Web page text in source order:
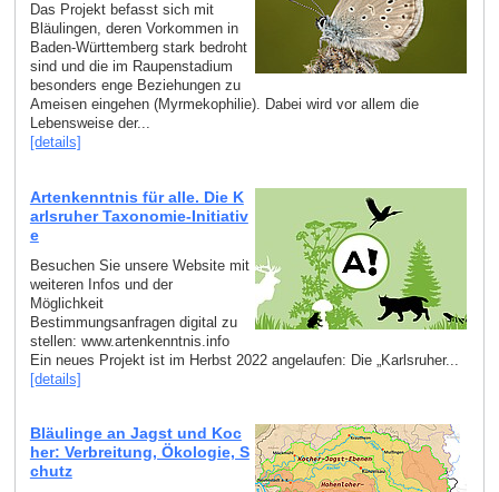
Das Projekt befasst sich mit
Bläulingen, deren Vorkommen in
Baden-Württemberg stark bedroht
sind und die im Raupenstadium
besonders enge Beziehungen zu
Ameisen eingehen (Myrmekophilie). Dabei wird vor allem die
Lebensweise der...
[details]
Artenkenntnis für alle. Die K
arlsruher Taxonomie-Initiativ
e
Besuchen Sie unsere Website mit
weiteren Infos und der
Möglichkeit
Bestimmungsanfragen digital zu
stellen: www.artenkenntnis.info
Ein neues Projekt ist im Herbst 2022 angelaufen: Die „Karlsruher...
[details]
Bläulinge an Jagst und Koc
her: Verbreitung, Ökologie, S
chutz